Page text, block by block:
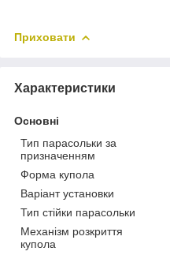
Приховати
Характеристики
Основні
Тип парасольки за
призначенням
Форма купола
Варіант установки
Тип стійки парасольки
Механізм розкриття
купола